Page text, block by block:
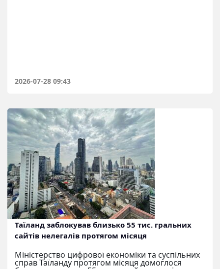
2026-07-28 09:43
Таїланд заблокував близько 55 тис. гральних
сайтів нелегалів протягом місяця
Міністерство цифрової економіки та суспільних
справ Таїланду протягом місяця домоглося